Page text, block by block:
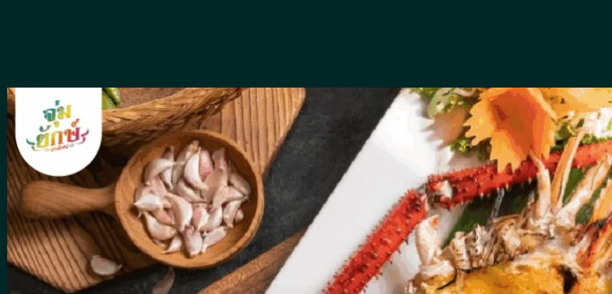
หน้าแรก
เมนูอาหาร
ห้องคาราโอเกะ
เกี่ยวกับจุ่มยักษ์
บล็อค
สาระน่ารู้
พื้นที่ให้บริการ
น้ำซุป
น้ำจิ้ม